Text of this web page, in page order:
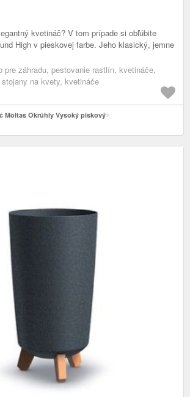
kvetináč? V tom prípade si obľúbite
High v pieskovej farbe. Jeho klasický, jemne
pre záhradu, pestovanie rastlín, kvetináče,
na kvety, kvetináče
Moltas Okrúhly Vysoký pískový